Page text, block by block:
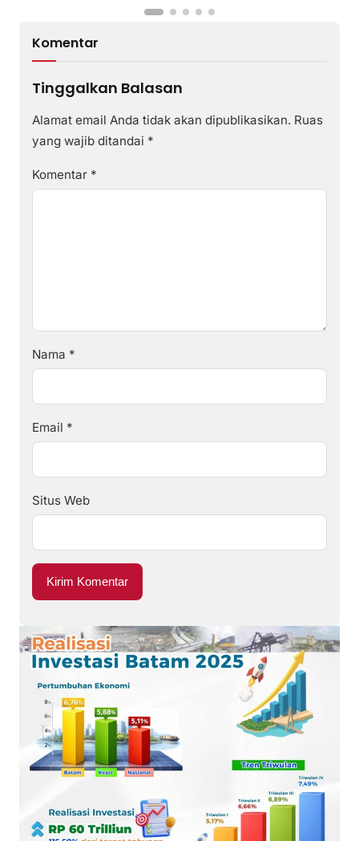
Komentar
Tinggalkan Balasan
Alamat email Anda tidak akan dipublikasikan. Ruas
yang wajib ditandai *
Komentar *
Nama *
Email *
Situs Web